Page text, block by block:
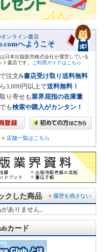
ンライン書店
へようこそ
は日本出版販売株式会社が運営している
ト書店です。
ご利用ガイドはこちら
注文&書店受け取り送料無料
3,000円以上で送料無料！
り寄せも業界屈指の在庫量
も検索や購入がカンタン！
店舗一覧はこちら
履歴を残さない
クした商品
ありません。
カード